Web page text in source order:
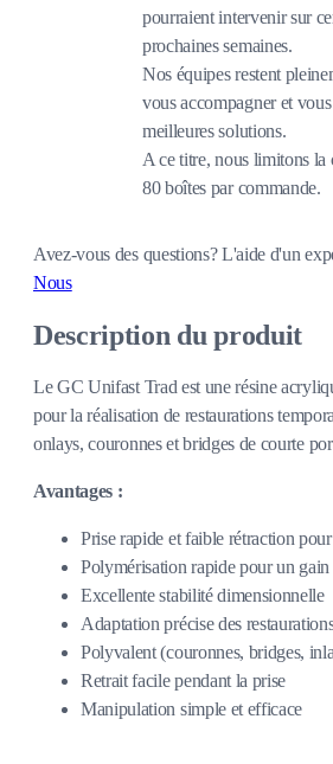
pourraient intervenir sur
prochaines semaines.
Nos équipes restent
vous accompagner et
meilleures solutions.
A ce titre, nous limitons la
80 boîtes par commande.
Avez-vous des questions?L'aide d'un
Nous
Description du produit
Le GC Unifast Trad est une résine
pour la réalisation de restaurations
onlays, couronnes et bridges de courte
Avantages :
Prise rapide et faible rétraction
Polymérisation rapide pour un gain
Excellente stabilité dimensionnelle
Adaptation précise des
Polyvalent (couronnes, bridges,
Retrait facile pendant la prise
Manipulation simple et efficace